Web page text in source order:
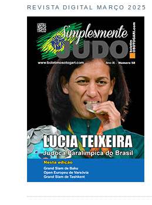
REVISTA DIGITAL MARÇO 2025